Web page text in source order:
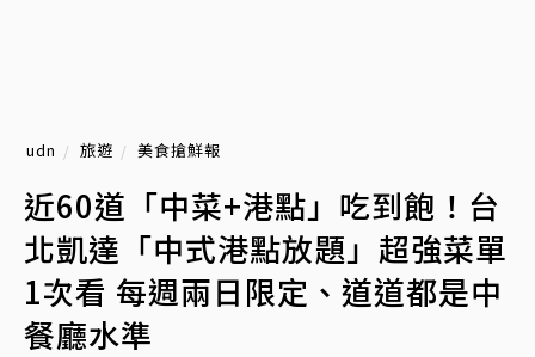
udn 旅遊 美食搶鮮報
近60道「中菜+港點」吃到飽！台
北凱達「中式港點放題」超強菜單
1次看 每週兩日限定、道道都是中
餐廳水準